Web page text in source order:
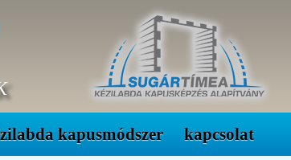
kapusmódszer kapcsolat